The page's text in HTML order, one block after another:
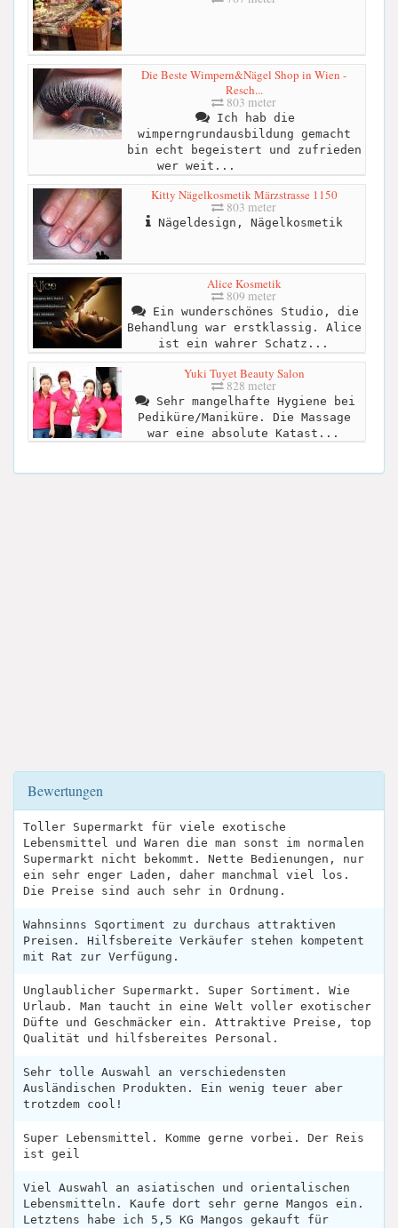
Die Beste Wimpern&Nägel Shop in Wien -
Resch...
803 meter
Ich hab die
wimperngrundausbildung gemacht
bin echt begeistert und zufrieden
wer weit...
Kitty Nägelkosmetik Märzstrasse 1150
803 meter
Nägeldesign, Nägelkosmetik
Alice Kosmetik
809 meter
Ein wunderschönes Studio, die
Behandlung war erstklassig. Alice
ist ein wahrer Schatz...
Yuki Tuyet Beauty Salon
828 meter
Sehr mangelhafte Hygiene bei
Pediküre/Maniküre. Die Massage
war eine absolute Katast...
Bewertungen
Toller Supermarkt für viele exotische
Lebensmittel und Waren die man sonst im normalen
Supermarkt nicht bekommt. Nette Bedienungen, nur
ein sehr enger Laden, daher manchmal viel los.
Die Preise sind auch sehr in Ordnung.
Wahnsinns Sqortiment zu durchaus attraktiven
Preisen. Hilfsbereite Verkäufer stehen kompetent
mit Rat zur Verfügung.
Unglaublicher Supermarkt. Super Sortiment. Wie
Urlaub. Man taucht in eine Welt voller exotischer
Düfte und Geschmäcker ein. Attraktive Preise, top
Qualität und hilfsbereites Personal.
Sehr tolle Auswahl an verschiedensten
Ausländischen Produkten. Ein wenig teuer aber
trotzdem cool!
Super Lebensmittel. Komme gerne vorbei. Der Reis
ist geil
Viel Auswahl an asiatischen und orientalischen
Lebensmitteln. Kaufe dort sehr gerne Mangos ein.
Letztens habe ich 5,5 KG Mangos gekauft für